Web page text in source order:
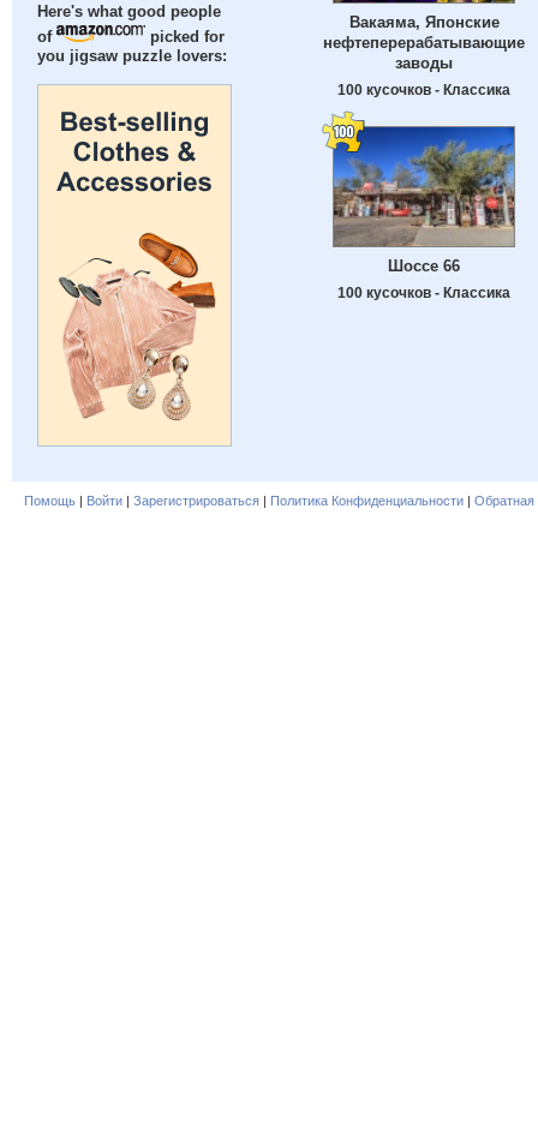
Here's what good people
of
picked for
you jigsaw puzzle lovers:
Вакаяма, Японские
нефтеперерабатывающие
заводы
100 кусочков - Классика
Шоссе 66
100 кусочков - Классика
Помощь | Войти | Зарегистрироваться | Политика Конфиденциальности | Обратная